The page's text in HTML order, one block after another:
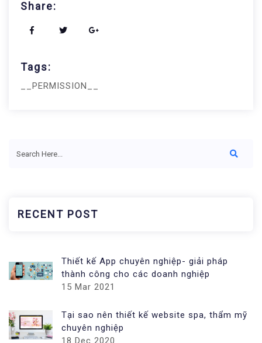
Share:
Tags:
__PERMISSION__
RECENT POST
Thiết kế App chuyên nghiệp- giải pháp
thành công cho các doanh nghiệp
15 Mar 2021
Tại sao nên thiết kế website spa, thẩm mỹ
chuyên nghiệp
18 Dec 2020